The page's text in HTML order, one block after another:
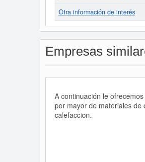
Otra información de interés
Empresas
A continuación le
por mayor de materiales de
calefaccion.